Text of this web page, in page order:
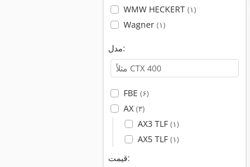
WMW HECKERT (۱)
Wagner (۱)
مدل:
FBE (۶)
AX (۳)
AX3 TLF (۱)
AX5 TLF (۱)
قیمت: